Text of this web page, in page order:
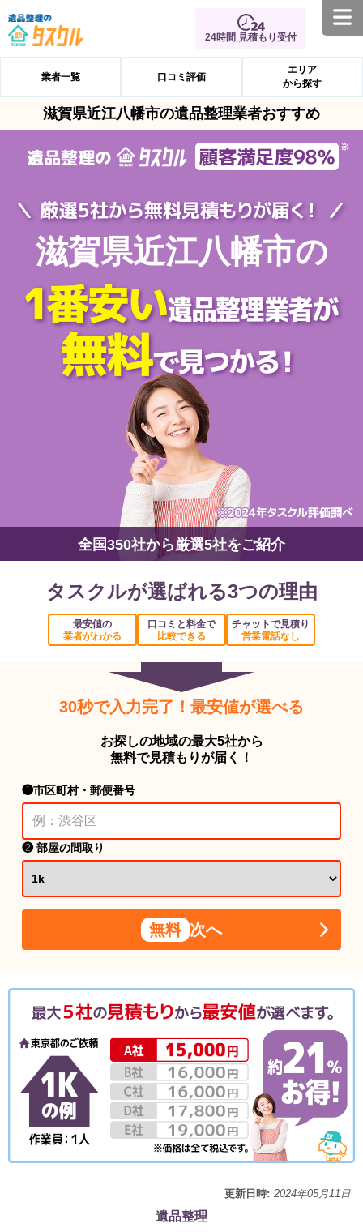
24時間 見積もり受付
業者一覧 口コミ評価
エリア
から探す
滋賀県近江八幡市の遺品整理業者おすすめ
滋賀県近江八幡市の
全国350社から厳選5社をご紹介
タスクルが選ばれる3つの理由
最安値の
業者がわかる
口コミと料金で
比較できる
チャットで見積り
営業電話なし
30秒で入力完了！最安値が選べる
お探しの地域の最大5社から
無料で見積もりが届く！
❶市区町村・郵便番号
❷ 部屋の間取り
無料 次へ
更新日時: 2024年05月11日
遺品整理